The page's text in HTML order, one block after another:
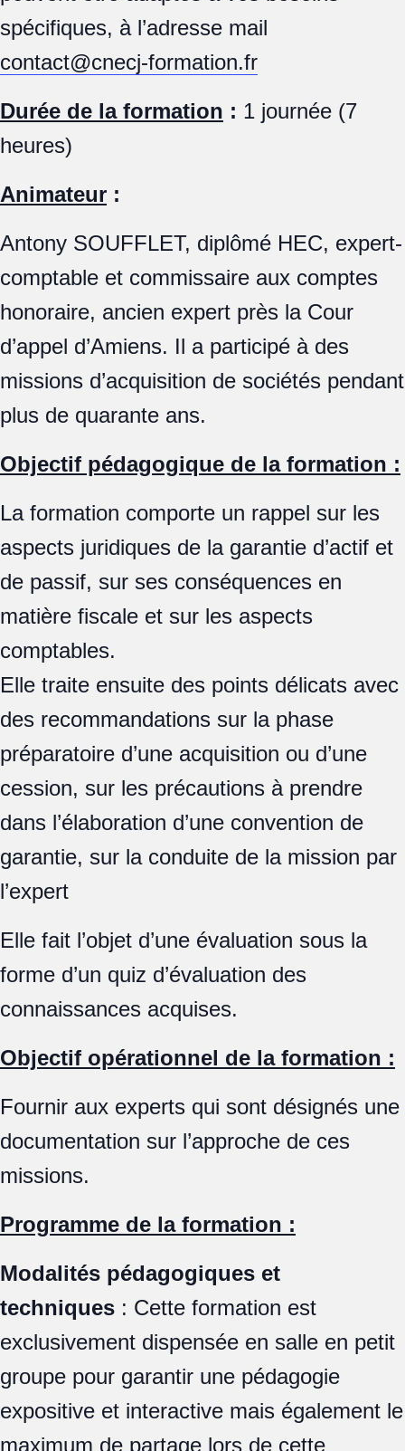
spécifiques, à l’adresse mail
contact@cnecj-formation.fr
Durée de la formation : 1 journée (7
heures)
Animateur :
Antony SOUFFLET, diplômé HEC, expert-
comptable et commissaire aux comptes
honoraire, ancien expert près la Cour
d’appel d’Amiens. Il a participé à des
missions d’acquisition de sociétés pendant
plus de quarante ans.
Objectif pédagogique de la formation :
La formation comporte un rappel sur les
aspects juridiques de la garantie d’actif et
de passif, sur ses conséquences en
matière fiscale et sur les aspects
comptables.
Elle traite ensuite des points délicats avec
des recommandations sur la phase
préparatoire d’une acquisition ou d’une
cession, sur les précautions à prendre
dans l’élaboration d’une convention de
garantie, sur la conduite de la mission par
l’expert
Elle fait l’objet d’une évaluation sous la
forme d’un quiz d’évaluation des
connaissances acquises.
Objectif opérationnel de la formation :
Fournir aux experts qui sont désignés une
documentation sur l’approche de ces
missions.
Programme de la formation :
Modalités pédagogiques et
techniques : Cette formation est
exclusivement dispensée en salle en petit
groupe pour garantir une pédagogie
expositive et interactive mais également le
maximum de partage lors de cette